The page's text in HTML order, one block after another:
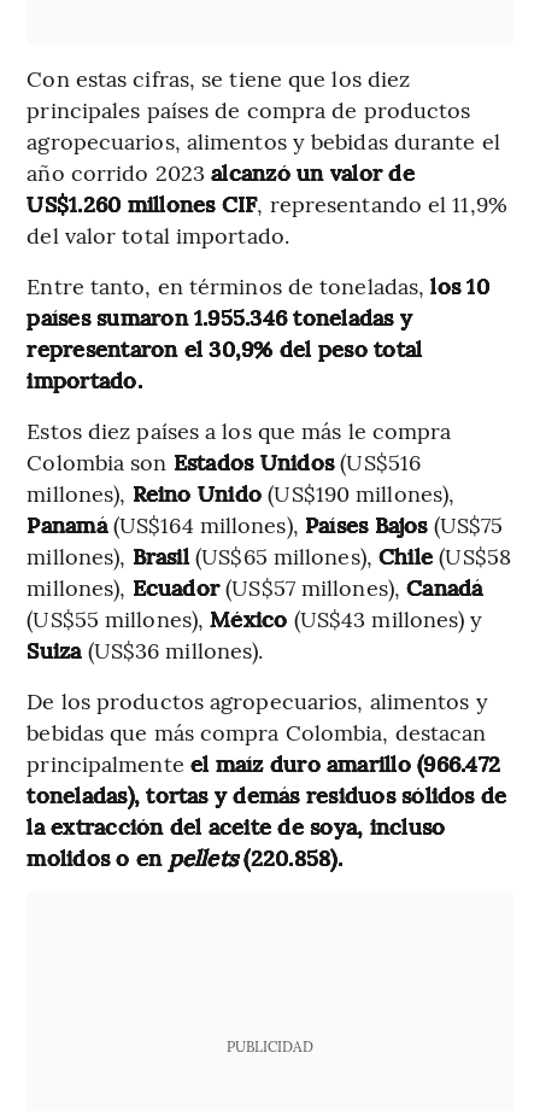
Con estas cifras, se tiene que los diez
principales países de compra de productos
agropecuarios, alimentos y bebidas durante el
año corrido 2023 alcanzó un valor de
US$1.260 millones CIF, representando el 11,9%
del valor total importado.
Entre tanto, en términos de toneladas, los 10
países sumaron 1.955.346 toneladas y
representaron el 30,9% del peso total
importado.
Estos diez países a los que más le compra
Colombia son Estados Unidos(US$516
millones), Reino Unido(US$190 millones),
Panamá(US$164 millones), Países Bajos (US$75
millones), Brasil(US$65 millones), Chile (US$58
millones), Ecuador(US$57 millones), Canadá
(US$55 millones),México (US$43 millones) y
Suiza(US$36 millones).
De los productos agropecuarios, alimentos y
bebidas que más compra Colombia, destacan
principalmente el maíz duro amarillo (966.472
toneladas), tortas y demás residuos sólidos de
la extracción del aceite de soya, incluso
molidos o en pellets(220.858).
PUBLICIDAD